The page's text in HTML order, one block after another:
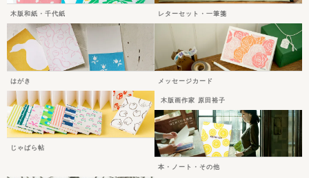
木版和紙・千代紙 レターセット・一筆箋
はがき メッセージカード
じゃばら帖
木版画作家 原田裕子
本・ノート・その他